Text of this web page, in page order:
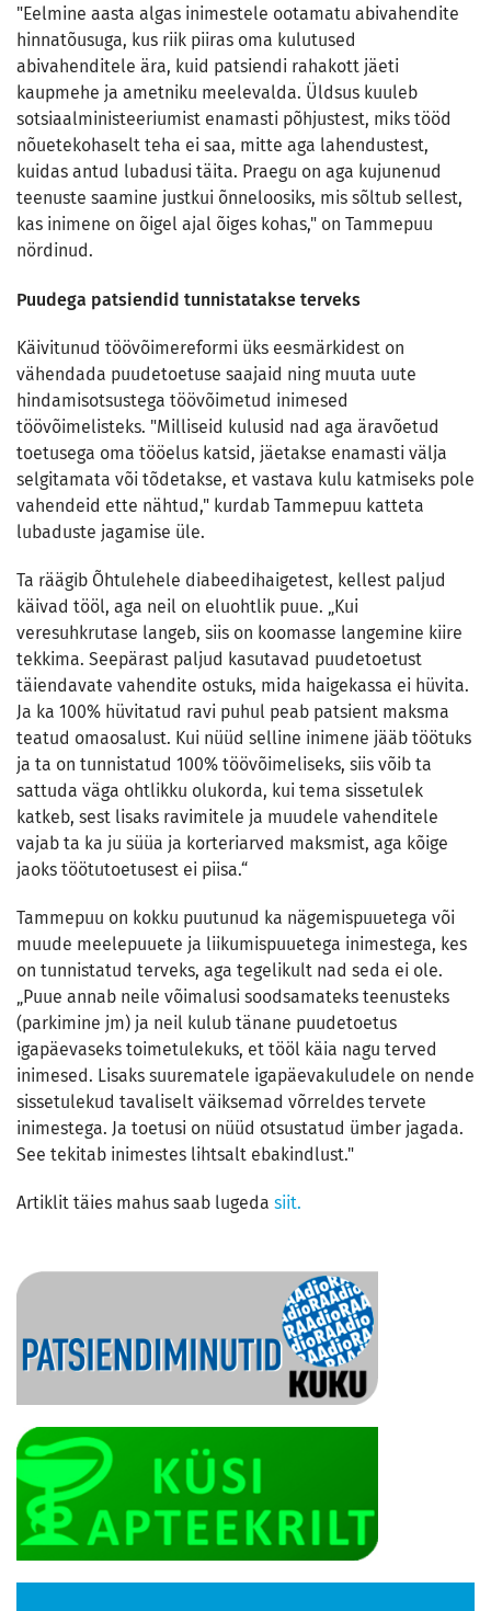
"Eelmine aasta algas inimestele ootamatu abivahendite
hinnatõusuga, kus riik piiras oma kulutused
abivahenditele ära, kuid patsiendi rahakott jäeti
kaupmehe ja ametniku meelevalda. Üldsus kuuleb
sotsiaalministeeriumist enamasti põhjustest, miks tööd
nõuetekohaselt teha ei saa, mitte aga lahendustest,
kuidas antud lubadusi täita. Praegu on aga kujunenud
teenuste saamine justkui õnneloosiks, mis sõltub sellest,
kas inimene on õigel ajal õiges kohas," on Tammepuu
nördinud.
Puudega patsiendid tunnistatakse terveks
Käivitunud töövõimereformi üks eesmärkidest on
vähendada puudetoetuse saajaid ning muuta uute
hindamisotsustega töövõimetud inimesed
töövõimelisteks. "Milliseid kulusid nad aga äravõetud
toetusega oma tööelus katsid, jäetakse enamasti välja
selgitamata või tõdetakse, et vastava kulu katmiseks pole
vahendeid ette nähtud," kurdab Tammepuu katteta
lubaduste jagamise üle.
Ta räägib Õhtulehele diabeedihaigetest, kellest paljud
käivad tööl, aga neil on eluohtlik puue. „Kui
veresuhkrutase langeb, siis on koomasse langemine kiire
tekkima. Seepärast paljud kasutavad puudetoetust
täiendavate vahendite ostuks, mida haigekassa ei hüvita.
Ja ka 100% hüvitatud ravi puhul peab patsient maksma
teatud omaosalust. Kui nüüd selline inimene jääb töötuks
ja ta on tunnistatud 100% töövõimeliseks, siis võib ta
sattuda väga ohtlikku olukorda, kui tema sissetulek
katkeb, sest lisaks ravimitele ja muudele vahenditele
vajab ta ka ju süüa ja korteriarved maksmist, aga kõige
jaoks töötutoetusest ei piisa.“
Tammepuu on kokku puutunud ka nägemispuuetega või
muude meelepuuete ja liikumispuuetega inimestega, kes
on tunnistatud terveks, aga tegelikult nad seda ei ole.
„Puue annab neile võimalusi soodsamateks teenusteks
(parkimine jm) ja neil kulub tänane puudetoetus
igapäevaseks toimetulekuks, et tööl käia nagu terved
inimesed. Lisaks suurematele igapäevakuludele on nende
sissetulekud tavaliselt väiksemad võrreldes tervete
inimestega. Ja toetusi on nüüd otsustatud ümber jagada.
See tekitab inimestes lihtsalt ebakindlust."
Artiklit täies mahus saab lugeda siit.